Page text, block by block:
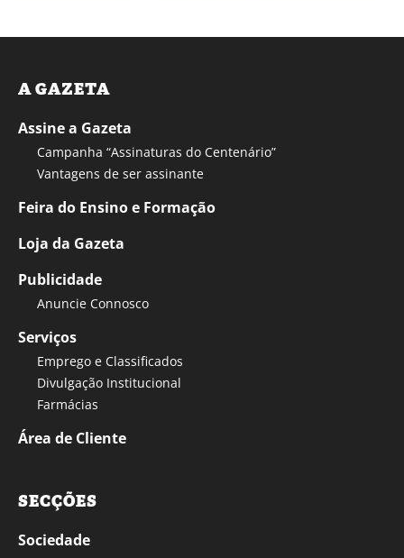
A GAZETA
Assine a Gazeta
Campanha “Assinaturas do Centenário”
Vantagens de ser assinante
Feira do Ensino e Formação
Loja da Gazeta
Publicidade
Anuncie Connosco
Serviços
Emprego e Classificados
Divulgação Institucional
Farmácias
Área de Cliente
SECÇÕES
Sociedade